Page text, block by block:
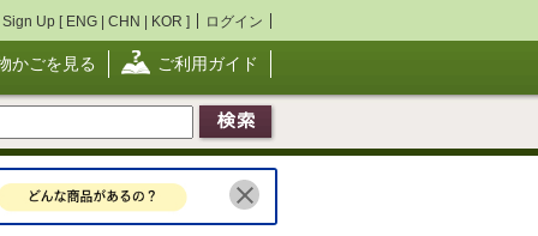
Sign Up [ ENG | CHN | KOR ] ログイン
かごを見る ご利用ガイド